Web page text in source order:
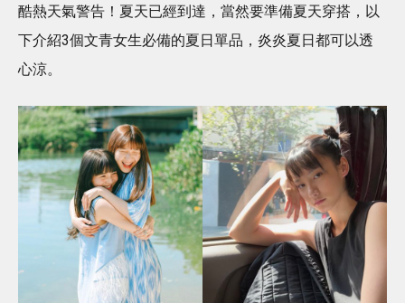
酷熱天氣警告！夏天已經到達，當然要準備夏天穿搭，以
下介紹3個文青女生必備的夏日單品，炎炎夏日都可以透
心涼。